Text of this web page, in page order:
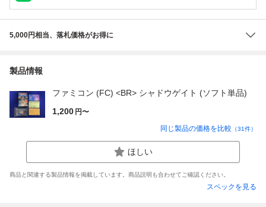
5,000円相当、落札価格がお得に
製品情報
ファミコン (FC) <BR> シャドウゲイト (ソフト単品)
1,200 円〜
同じ製品の価格を比較 （31件）
ほしい
商品と関連する製品情報を掲載しています。商品説明も合わせてご確認ください。
スペックを見る